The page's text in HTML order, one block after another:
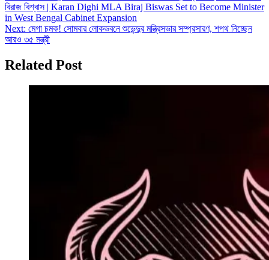
navigation
বিরাজ বিশ্বাস | Karan Dighi MLA Biraj Biswas Set to Become Minister
in West Bengal Cabinet Expansion
Next: ​মেগা চমক! সোমবার লোকভবনে শুভেন্দুর মন্ত্রিসভার সম্প্রসারণ, শপথ নিচ্ছেন
আরও ৩৫ মন্ত্রী
Related Post